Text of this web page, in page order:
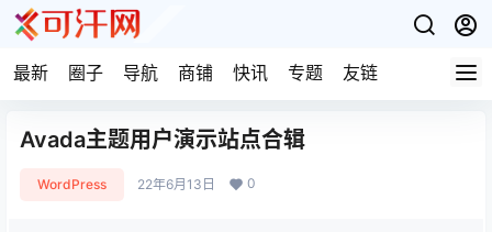
最新 圈子 导航 商铺 快讯 专题 友链
Avada主题用户演示站点合辑
WordPress 22年6月13日 0